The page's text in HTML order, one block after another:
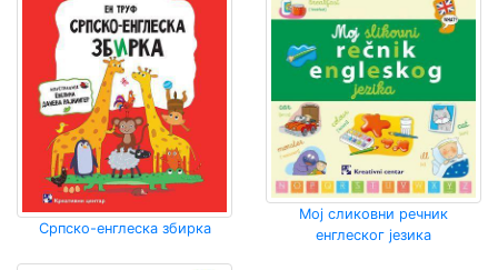
Српско-енглеска збирка
Мој сликовни речник
енглеског језика